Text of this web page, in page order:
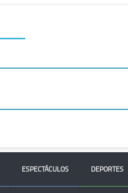
ESPECTÁCULOS DEPORTES